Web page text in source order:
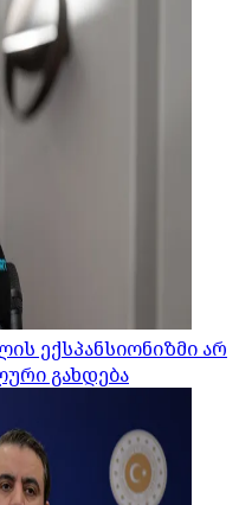
ექსპანსიონიზმი არ
გახდება